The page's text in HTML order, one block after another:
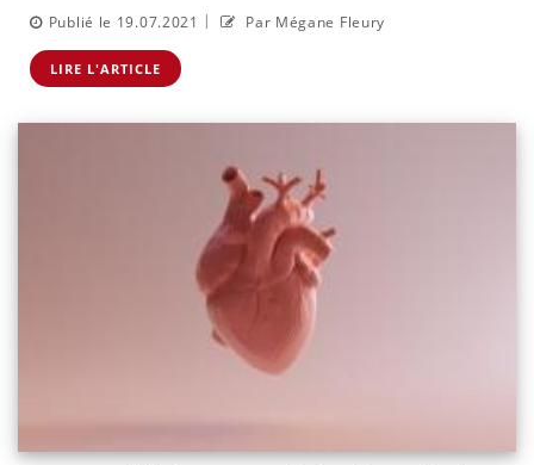
Publié le 19.07.2021 | Par Mégane Fleury
LIRE L'ARTICLE